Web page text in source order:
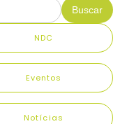
NDC
Eventos
Notícias